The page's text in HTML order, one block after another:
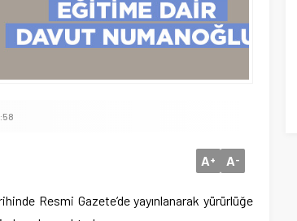
A+ A-
Resmi Gazete’de yayınlanarak yürürlüğe